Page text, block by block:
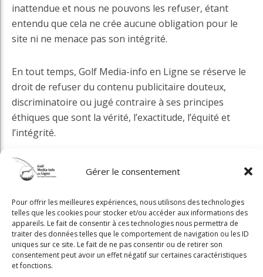
Gérer le consentement
Pour offrir les meilleures expériences, nous utilisons des technologies
telles que les cookies pour stocker et/ou accéder aux informations des
appareils. Le fait de consentir à ces technologies nous permettra de
traiter des données telles que le comportement de navigation ou les ID
uniques sur ce site. Le fait de ne pas consentir ou de retirer son
consentement peut avoir un effet négatif sur certaines caractéristiques
et fonctions.
inattendue et nous ne pouvons les refuser, étant
entendu que cela ne crée aucune obligation pour le
site ni ne menace pas son intégrité.
En tout temps, Golf Media-info en Ligne se réserve le
droit de refuser du contenu publicitaire douteux,
discriminatoire ou jugé contraire à ses principes
éthiques que sont la vérité, l’exactitude, l’équité et
l’intégrité.
La diffusion du site qui sert à la tarification
publicitaire, ne sera aucunement gonflée
artificiellement ou par les biais de moyens
technologiques.